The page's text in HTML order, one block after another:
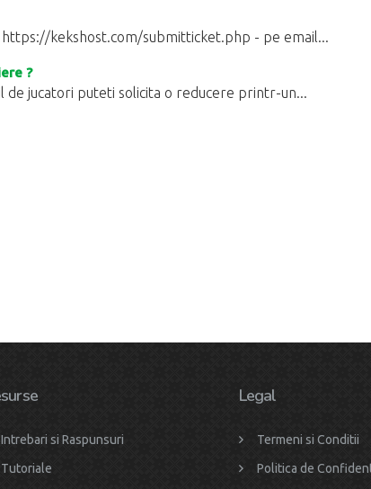
kekshost.com/submitticket.php - pe email...
?
de jucatori puteti solicita o reducere printr-un...
Intrebari si Raspunsuri
Tutoriale
Legal
Termeni si Conditii
Politica de